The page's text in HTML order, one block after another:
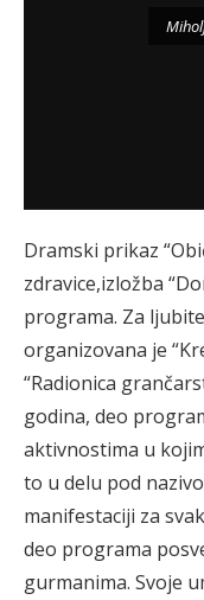
Dramski prikaz
zdravice,izložba
programa. Za
organizovana je
“Radionica
godina, deo
aktivnostima u
to u delu pod
manifestaciji za
deo programa
gurmanima. Svoje